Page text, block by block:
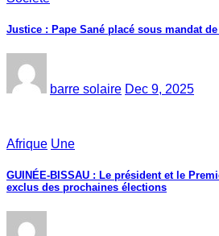
Justice : Pape Sané placé sous mandat
barre solaire Dec 9, 2025
Afrique Une
GUINÉE-BISSAU : Le président et le
exclus des prochaines élections